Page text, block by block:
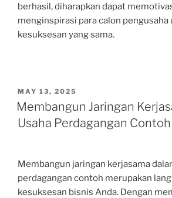
berhasil, diharapkan dapat
menginspirasi para calon pengusaha
kesuksesan yang sama.
POSTED
ON
MAY 13, 2025
Membangun Jaringan
Usaha Perdagangan Contoh
Membangun jaringan kerjasama
perdagangan contoh merupakan
kesuksesan bisnis Anda. Dengan